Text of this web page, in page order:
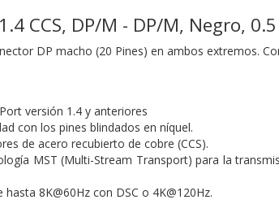
CCS, DP/M - DP/M, Negro,
DP macho (20 Pines) en ambos extremos.
versión 1.4 y anteriores
con los pines blindados en níquel.
de acero recubierto de cobre (CCS).
MST (Multi-Stream Transport) para la
8K@60Hz con DSC o 4K@120Hz.